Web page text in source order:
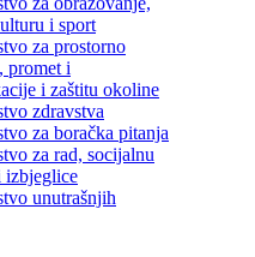
i sport
za prostorno
promet i
i zaštitu okoline
zdravstva
za boračka pitanja
za rad, socijalnu
unutrašnjih